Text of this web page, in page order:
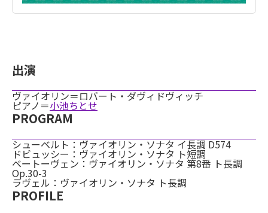
出演
ヴァイオリン＝ロバート・ダヴィドヴィッチ
ピアノ＝小池ちとせ
PROGRAM
シューベルト：ヴァイオリン・ソナタ イ長調 D574
ドビュッシー：ヴァイオリン・ソナタ ト短調
ベートーヴェン：ヴァイオリン・ソナタ 第8番 ト長調
Op.30-3
ラヴェル：ヴァイオリン・ソナタ ト長調
PROFILE